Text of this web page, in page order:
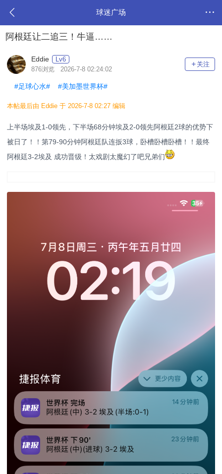
球迷广场
阿根廷让二追三！牛逼……
Eddie
Lv6
876浏览 2026-7-8 02:24:02
关注
#足球心水# #美加墨世界杯#
本帖最后由 Eddie 于 2026-7-8 02:27 编辑
上半场埃及1-0领先，下半场68分钟埃及2-0领先阿根廷2球的优势下
被日了！！第79-90分钟阿根廷队连扳3球，卧槽卧槽卧槽！！最终
阿根廷3-2埃及 成功晋级！太戏剧太魔幻了吧兄弟们